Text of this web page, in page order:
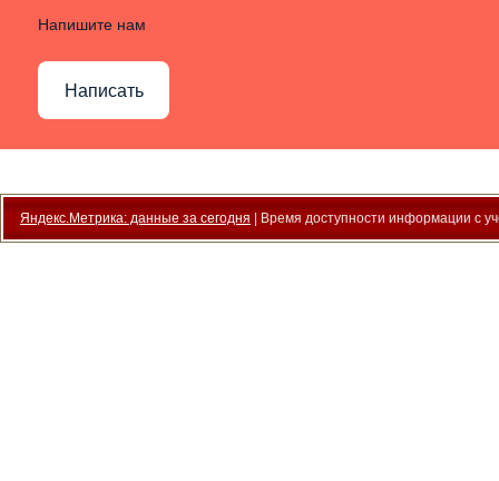
Напишите нам
Написать
Яндекс.Метрика: данные за сегодня | Время доступности информации с